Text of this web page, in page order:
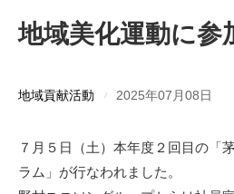
地域美化運動に参
地域貢献活動 2025年07月08日
７月５日（土）本年度２回目の「
ラム」が行なわれました。